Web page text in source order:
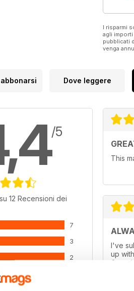
I risparmi
agli
pubblicati
venga
Dove leggere
/5
12 Recensioni dei
7
3
2
This
I've
up
Great